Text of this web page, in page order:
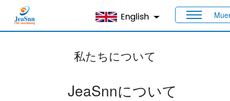
家> 私たちについて
私たちについて
JeaSnnについて